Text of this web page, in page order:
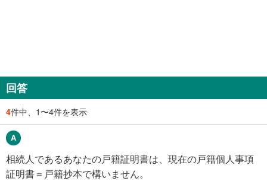
回答
4件中、1〜4件を表示
相続人であるあなたの戸籍証明書は、現在の戸籍個人事項
証明書＝戸籍抄本で構いません。